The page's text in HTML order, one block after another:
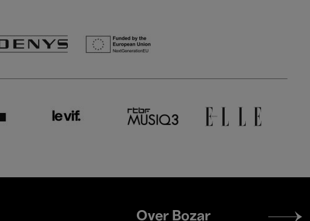
Footer
Over Bozar